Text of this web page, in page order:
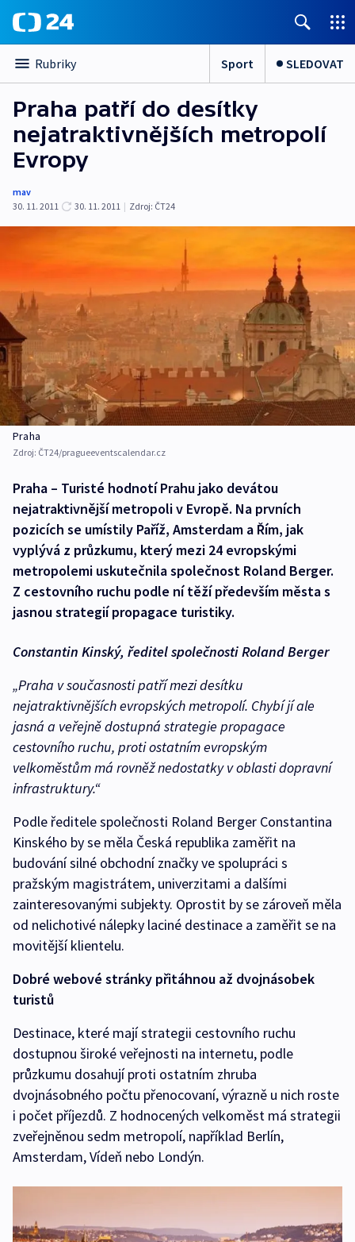
Rubriky Sport SLEDOVAT
Praha patří do desítky
nejatraktivnějších metropolí
Evropy
mav
30. 11. 2011
30. 11. 2011 | Zdroj: ČT24
Praha
Zdroj: ČT24/pragueeventscalendar.cz
Praha – Turisté hodnotí Prahu jako devátou
nejatraktivnější metropoli v Evropě. Na prvních
pozicích se umístily Paříž, Amsterdam a Řím, jak
vyplývá z průzkumu, který mezi 24 evropskými
metropolemi uskutečnila společnost Roland Berger.
Z cestovního ruchu podle ní těží především města s
jasnou strategií propagace turistiky.
Constantin Kinský, ředitel společnosti Roland Berger
„Praha v současnosti patří mezi desítku
nejatraktivnějších evropských metropolí. Chybí jí ale
jasná a veřejně dostupná strategie propagace
cestovního ruchu, proti ostatním evropským
velkoměstům má rovněž nedostatky v oblasti dopravní
infrastruktury.“
Podle ředitele společnosti Roland Berger Constantina
Kinského by se měla Česká republika zaměřit na
budování silné obchodní značky ve spolupráci s
pražským magistrátem, univerzitami a dalšími
zainteresovanými subjekty. Oprostit by se zároveň měla
od nelichotivé nálepky laciné destinace a zaměřit se na
movitější klientelu.
Dobré webové stránky přitáhnou až dvojnásobek
turistů
Destinace, které mají strategii cestovního ruchu
dostupnou široké veřejnosti na internetu, podle
průzkumu dosahují proti ostatním zhruba
dvojnásobného počtu přenocovaní, výrazně u nich roste
i počet příjezdů. Z hodnocených velkoměst má strategii
zveřejněnou sedm metropolí, například Berlín,
Amsterdam, Vídeň nebo Londýn.